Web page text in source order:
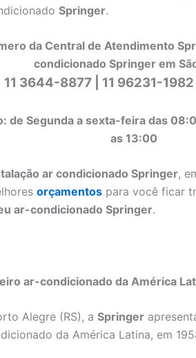
Springer.
da Central de Atendimento
condicionado Springer em
11 3644-8877 | 11 96231-
de Segunda a sexta-feira das
as 13:00
ar condicionado Springer,
orçamentos para você ficar
ar-condicionado Springer.
ar-condicionado da América
Alegre (RS), a Springer
da América Latina, em